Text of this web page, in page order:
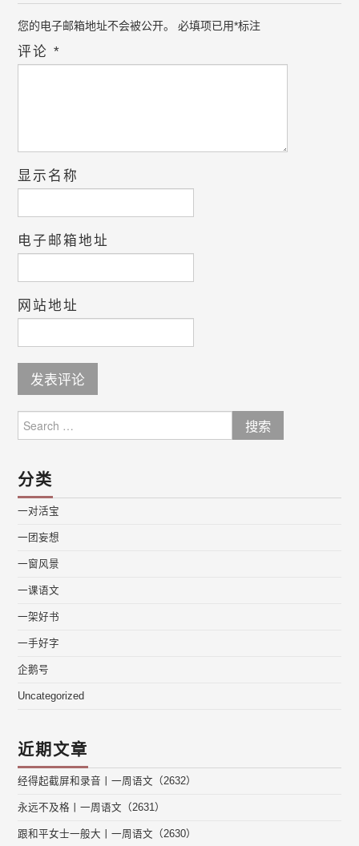
您的电子邮箱地址不会被公开。 必填项已用*标注
评论*
显示名称
电子邮箱地址
网站地址
for:
分类
一对活宝
一团妄想
一窗风景
一课语文
一架好书
一手好字
企鹅号
Uncategorized
近期文章
经得起截屏和录音丨一周语文（2632）
永远不及格丨一周语文（2631）
跟和平女士一般大丨一周语文（2630）